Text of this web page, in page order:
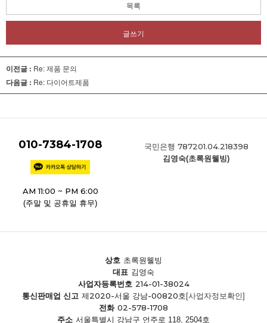
목록
글쓰기
이전글 : Re: 제품 문의
다음글 : Re: 다이어트제품
010-7384-1708
AM 11:00 ~ PM 6:00
(주말 및 공휴일 휴무)
국민은행 787201.04.218398
김영숙(초록원웰빙)
상호 초록원웰빙
대표 김영숙
사업자등록번호 214-01-38024
통신판매업 신고 제2020-서울 강남-00820호 [사업자정보확인]
전화 02-578-1708
주소 서울특별시 강남구 언주로 118, 2504호